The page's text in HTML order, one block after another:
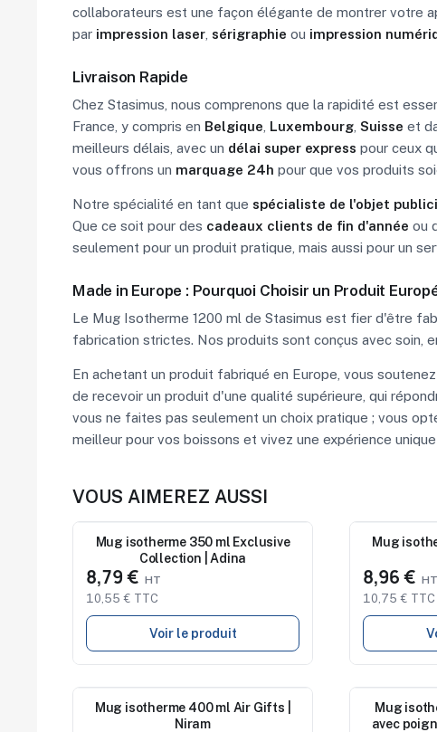
collaborateurs est une façon élégante de montrer votre
par impression laser, sérigraphie ou impression
Livraison Rapide
Chez Stasimus, nous comprenons que la rapidité est
France, y compris en Belgique, Luxembourg, Suisse et
meilleurs délais, avec un délai super express pour ceux
vous offrons un marquage 24h pour que vos produits
Notre spécialité en tant que spécialiste de l'objet
Que ce soit pour des cadeaux clients de fin d'année ou
seulement pour un produit pratique, mais aussi pour un
Made in Europe : Pourquoi Choisir un Produit
Le Mug Isotherme 1200 ml de Stasimus est fier d'être
fabrication strictes. Nos produits sont conçus avec soin,
En achetant un produit fabriqué en Europe, vous
de recevoir un produit d'une qualité supérieure, qui
vous ne faites pas seulement un choix pratique ; vous
meilleur pour vos boissons et vivez une expérience
VOUS AIMEREZ AUSSI
Nouveau
Mug isotherme 350 ml Exclusive
Collection | Adina
8,79 €
10,55 € TTC
Voir le produit
Nouveau
Mug
8,96 €
10,75 € TTC
Nouveau
Mug isotherme 400 ml Air Gifts |
Niram
Nouveau
Mug
avec